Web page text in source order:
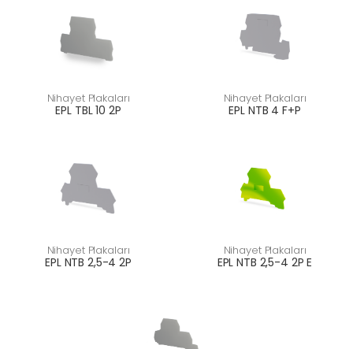
Nihayet Plakaları
EPL TBL 10 2P
Nihayet Plakaları
EPL NTB 4 F+P
Nihayet Plakaları
EPL NTB 2,5-4 2P
Nihayet Plakaları
EPL NTB 2,5-4 2P E